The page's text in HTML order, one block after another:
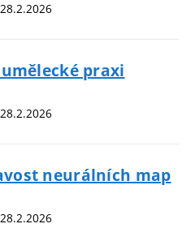
praxi
neurálních map